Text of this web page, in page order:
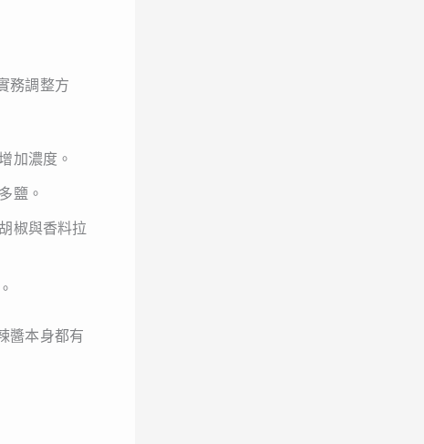
務調整方
加濃度。
鹽。
椒與香料拉
醬本身都有